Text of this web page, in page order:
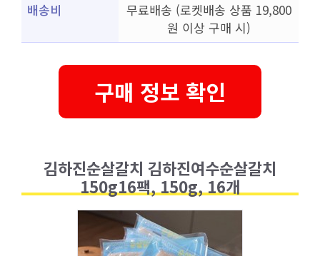
배송비
무료배송 (로켓배송 상품 19,800
원 이상 구매 시)
구매 정보 확인
김하진순살갈치 김하진여수순살갈치
150g16팩, 150g, 16개